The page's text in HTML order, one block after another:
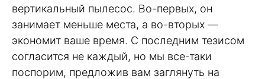
вертикальный пылесос. Во-первых, он
занимает меньше места, а во-вторых —
экономит ваше время. С последним тезисом
согласится не каждый, но мы все-таки
поспорим, предложив вам заглянуть на